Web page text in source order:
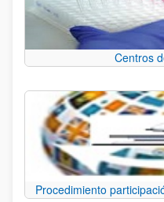
Centros
Procedimiento